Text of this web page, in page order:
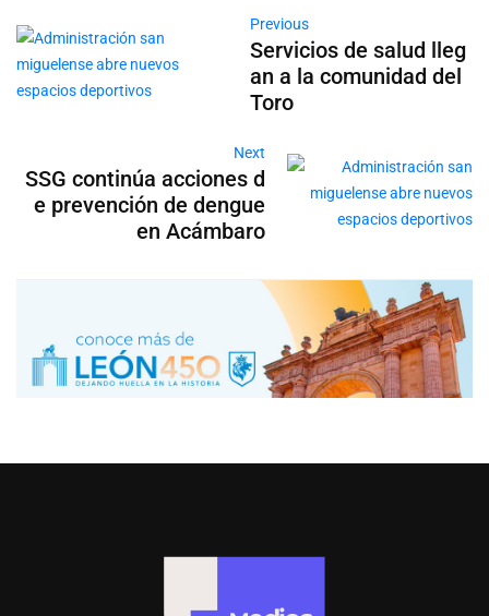
Previous
Servicios de salud lleg
an a la comunidad del
Toro
Next
SSG continúa acciones d
e prevención de dengue
en Acámbaro